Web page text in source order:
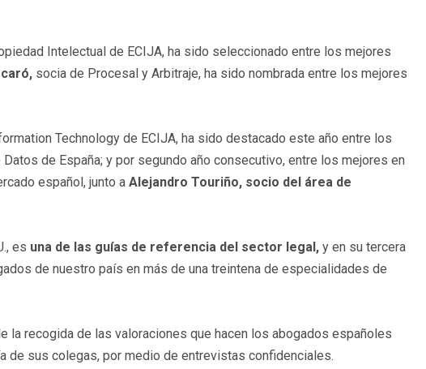
Intelectual de ECIJA, ha sido seleccionado entre los mejores
socia de Procesal y Arbitraje, ha sido nombrada entre los mejores
Technology de ECIJA, ha sido destacado este año entre los
de España; y por segundo año consecutivo, entre los mejores en
español, junto a Alejandro Touriño, socio del área de
es una de las guías de referencia del sector legal, y en su tercera
de nuestro país en más de una treintena de especialidades de
la recogida de las valoraciones que hacen los abogados españoles
de sus colegas, por medio de entrevistas confidenciales.